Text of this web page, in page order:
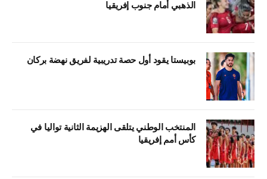
الذهبي أمام جنوب إفريقيا
بوبيستا يقود أول حصة تدريبية لفريق نهضة بركان
المنتخب الوطني يتلقى الهزيمة الثانية تواليا في
كأس أمم إفريقيا